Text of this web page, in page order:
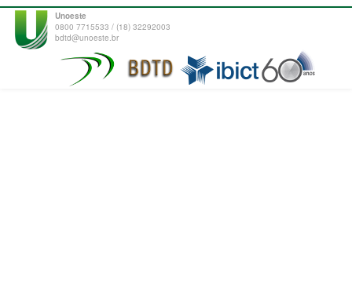
Unoeste
0800 7715533 / (18) 32292003
bdtd@unoeste.br